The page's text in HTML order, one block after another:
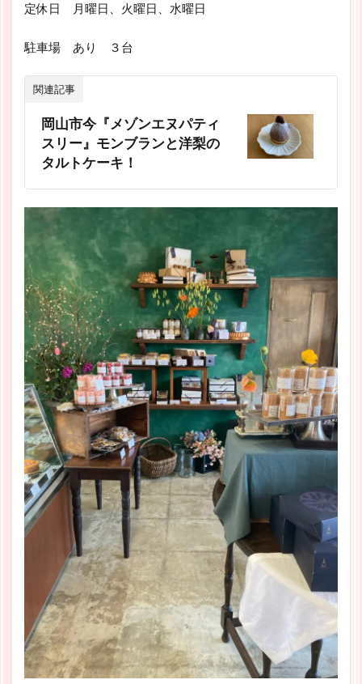
定休日 月曜日、火曜日、水曜日
駐車場 あり ３台
関連記事
岡山市今『メゾンエヌパティ
スリー』モンブランと洋梨の
タルトケーキ！